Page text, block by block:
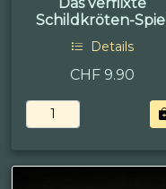
Schildkröten-Spiel
Details
CHF 9.90